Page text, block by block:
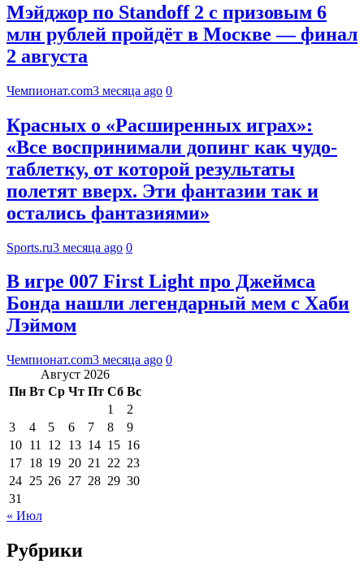
Мэйджор по Standoff 2 с призовым 6
млн рублей пройдёт в Москве — финал
2 августа
Чемпионат.com3 месяца ago 0
Красных о «Расширенных играх»:
«Все воспринимали допинг как чудо-
таблетку, от которой результаты
полетят вверх. Эти фантазии так и
остались фантазиями»
Sports.ru3 месяца ago 0
В игре 007 First Light про Джеймса
Бонда нашли легендарный мем с Хаби
Лэймом
Чемпионат.com3 месяца ago 0
Август 2026
Пн Вт Ср Чт Пт Сб Вс
1
2
3
4 5 6 7 8
9
10 11 12 13 14 15 16
17 18 19 20 21 22 23
24 25 26 27 28 29 30
31
« Июл
Рубрики